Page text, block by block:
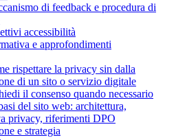
di feedback e procedura di
accessibilità
e approfondimenti
rispettare la privacy sin dalla
di un sito o servizio digitale
il consenso quando necessario
del sito web: architettura,
privacy, riferimenti DPO
e strategia